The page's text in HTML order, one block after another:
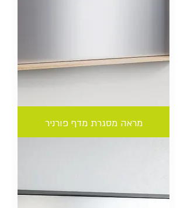
מראה מסגרת מדף פורניר